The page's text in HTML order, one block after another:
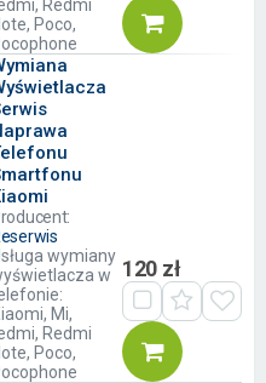
Redmi
Poco,
wymiany
w
Mi,
Redmi
Poco,
120 zł